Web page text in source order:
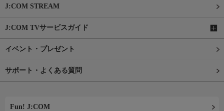
J:COM STREAM
J:COM TVサービスガイド
イベント・プレゼント
サポート・よくある質問
Fun! J:COM